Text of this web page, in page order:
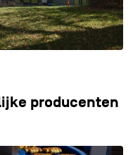
producenten